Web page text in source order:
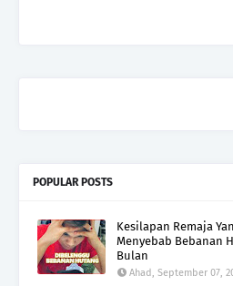
POPULAR POSTS
Kesilapan Remaja
Menyebab Bebanan
Bulan
Ahad, September 07,